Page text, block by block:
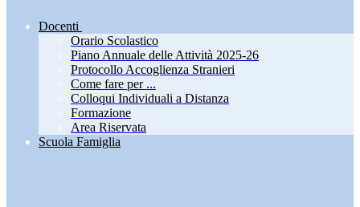
Docenti
Orario Scolastico
Piano Annuale delle Attività 2025-26
Protocollo Accoglienza Stranieri
Come fare per ...
Colloqui Individuali a Distanza
Formazione
Area Riservata
Scuola Famiglia